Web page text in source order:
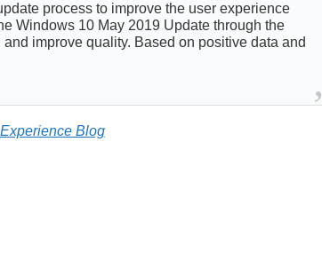
process to improve the user experience
Windows 10 May 2019 Update through the
improve quality. Based on positive data and
Blog